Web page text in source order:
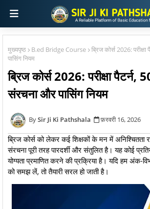
मुख्यपृष्ठ B.ed Bridge Course
ब्रिज कोर्स 2026:
पासिंग नियम
ब्रिज कोर्स 2026: परीक्षा
संरचना और पासिंग नियम
Sir Ji Ki Pathshala फ़रवरी 16, 2026
ब्रिज कोर्स को लेकर कई शिक्षकों के मन में अनिश्चितता
संरचना पूरी तरह पारदर्शी और संतुलित है। यह कोई
योग्यता प्रमाणित करने की प्रक्रिया है। यदि हम अंक-
को समझ लें, तो तैयारी सरल हो जाती है।